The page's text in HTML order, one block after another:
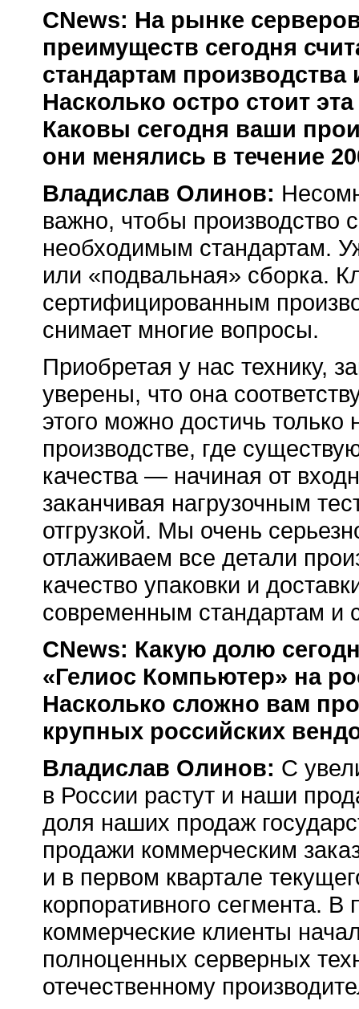
CNews: На рынке
преимуществ сегодня
стандартам
Насколько остро стоит
Каковы сегодня ваши
они менялись в течение
Владислав Олинов:
важно, чтобы производство
необходимым стандартам.
или «подвальная» сборка.
сертифицированным
снимает многие вопросы.
Приобретая у нас технику,
уверены, что она
этого можно достичь
производстве, где
качества — начиная от
заканчивая нагрузочным
отгрузкой. Мы очень
отлаживаем все детали
качество упаковки и
современным стандартам и
CNews: Какую долю
«Гелиос Компьютер» на
Насколько сложно вам
крупных российских
Владислав Олинов: C
в России растут и наши
доля наших продаж
продажи коммерческим
и в первом квартале
корпоративного сегмента.
коммерческие клиенты
полноценных серверных
отечественному